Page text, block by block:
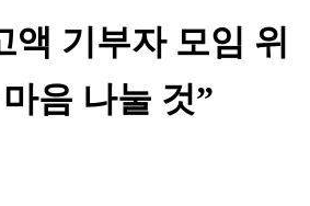
기부자 모임 위
음 나눌 것”